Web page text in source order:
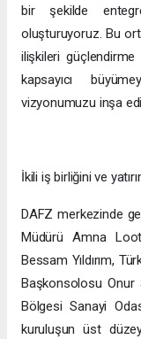
bir şekilde
oluşturuyoruz. Bu
ilişkileri
kapsayıcı
vizyonumuzu inşa
İkili iş birliğini ve
DAFZ merkezinde
Müdürü Amna
Bessam Yıldırım,
Başkonsolosu Onur
Bölgesi Sanayi
kuruluşun üst